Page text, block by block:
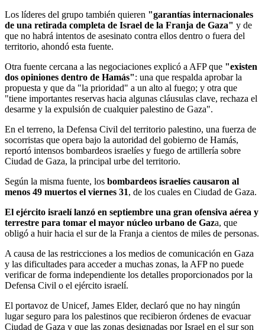
Los líderes del grupo también quieren "garantías internacionales
de una retirada completa de Israel de la Franja de Gaza" y de
que no habrá intentos de asesinato contra ellos dentro o fuera del
territorio, ahondó esta fuente.
Otra fuente cercana a las negociaciones explicó a AFP que "existen
dos opiniones dentro de Hamás": una que respalda aprobar la
propuesta y que da "la prioridad" a un alto al fuego; y otra que
"tiene importantes reservas hacia algunas cláusulas clave, rechaza el
desarme y la expulsión de cualquier palestino de Gaza".
En el terreno, la Defensa Civil del territorio palestino, una fuerza de
socorristas que opera bajo la autoridad del gobierno de Hamás,
reportó intensos bombardeos israelíes y fuego de artillería sobre
Ciudad de Gaza, la principal urbe del territorio.
Según la misma fuente, los bombardeos israelíes causaron al
menos 49 muertos el viernes 31, de los cuales en Ciudad de Gaza.
El ejército israelí lanzó en septiembre una gran ofensiva aérea y
terrestre para tomar el mayor núcleo urbano de Gaza, que
obligó a huir hacia el sur de la Franja a cientos de miles de personas.
A causa de las restricciones a los medios de comunicación en Gaza
y las dificultades para acceder a muchas zonas, la AFP no puede
verificar de forma independiente los detalles proporcionados por la
Defensa Civil o el ejército israelí.
El portavoz de Unicef, James Elder, declaró que no hay ningún
lugar seguro para los palestinos que recibieron órdenes de evacuar
Ciudad de Gaza y que las zonas designadas por Israel en el sur son